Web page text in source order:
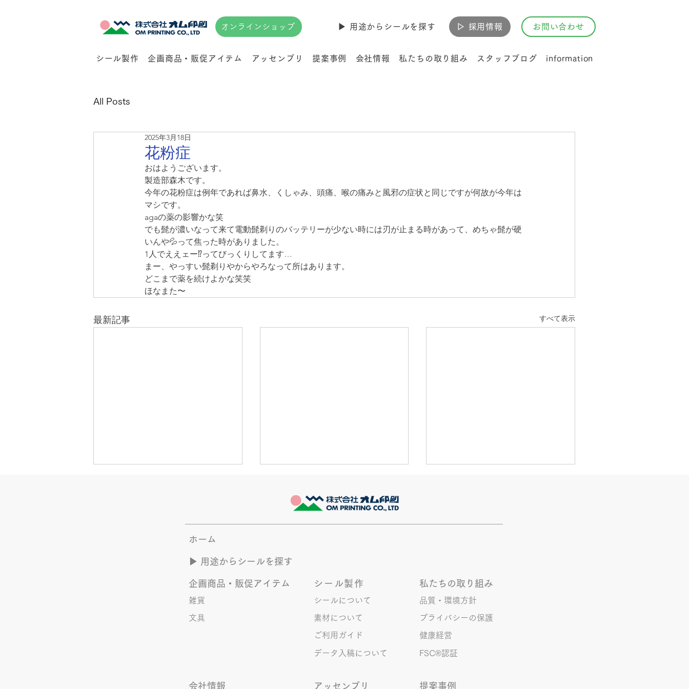
オンラインショップ ▶︎ 用途からシールを探す ▷ 採用情報 お問い合わせ
シール製作 企画商品・販促アイテム アッセンブリ 提案事例 会社情報 私たちの取り組み スタッフブログ information
All Posts
花粉症
2025年3月18日
おはようございます。
製造部森木です。
今年の花粉症は例年であれば鼻水、くしゃみ、頭痛、喉の痛みと風邪の症状と同じですが何故が今年は
マシです。
agaの薬の影響かな笑
でも髭が濃いなって来て電動髭剃りのバッテリーが少ない時には刃が止まる時があって、めちゃ髭が硬
いんや💦って焦った時がありました。
1人でええェー⁉️ってびっくりしてます…
まー、やっすい髭剃りやからやろなって所はあります。
どこまで薬を続けよかな笑笑
ほなまた〜
最新記事 すべて表示
夏のYOASOBI つづき
このブログで、きなこの話を書く
のかって？ それは、きなこがま
こ(ニックネーム)は、漢字がちょ
っぴり苦手。 だけど本人はいつ
も自信満々。 【彼女の書いた漢
字の間違い例】 機械説定×⇒設定
〇 準備能熱×⇒態勢〇 証固
「恥ずかしい！」とか「覚えま
す！」になるところ、きなこは
ます。 推し活という程でもない
ホーム
▶︎ 用途からシールを探す
企画商品・販促アイテム
雑貨
文具
会社情報
シール製作
シールについて
素材について
ご利用ガイド
データ入稿について
私たちの取り組み
品質・環境方針
プライバシーの保護
健康経営
FSC®︎認証
アッセンブリ 提案事例